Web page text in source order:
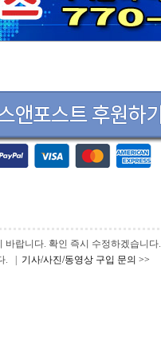
바랍니다. 확인 즉시 수정하겠습니다.
. | 기사/사진/동영상 구입 문의 >>